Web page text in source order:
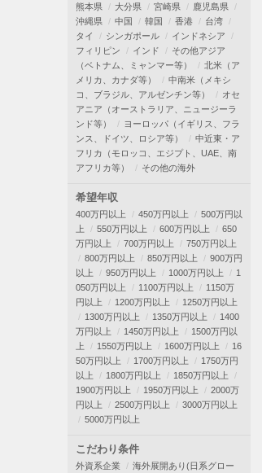
熊本県
大分県 宮崎県
鹿児島県
沖縄県
中国 韓国 香港
台湾
タイ
シンガポール
インドネシア
フィリピン
インド
その他アジア
（ベトナム、ミャンマー等）
北米（ア
メリカ、カナダ等）
中南米（メキシ
コ、ブラジル、アルゼンチン等）
オセ
アニア（オーストラリア、ニュージーラ
ンド等）
ヨーロッパ（イギリス、フラ
ンス、ドイツ、ロシア等）
中近東・ア
フリカ（モロッコ、エジプト、UAE、南
アフリカ等）
その他の海外
希望年収
400万円以上 450万円以上
500万円以
上
550万円以上 600万円以上
650
万円以上
700万円以上
750万円以上
800万円以上
850万円以上
900万円
以上
950万円以上 1000万円以上
1
050万円以上
1100万円以上
1150万
円以上
1200万円以上
1250万円以上
1300万円以上
1350万円以上
1400
万円以上
1450万円以上
1500万円以
上
1550万円以上 1600万円以上
16
50万円以上
1700万円以上
1750万円
以上
1800万円以上
1850万円以上
1900万円以上
1950万円以上
2000万
円以上
2500万円以上
3000万円以上
5000万円以上
こだわり条件
外資系企業
海外展開あり(日系グロー